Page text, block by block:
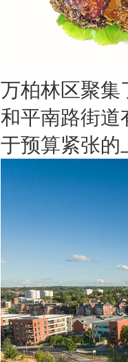
万柏林区聚集
和平南路街道
于预算紧张的